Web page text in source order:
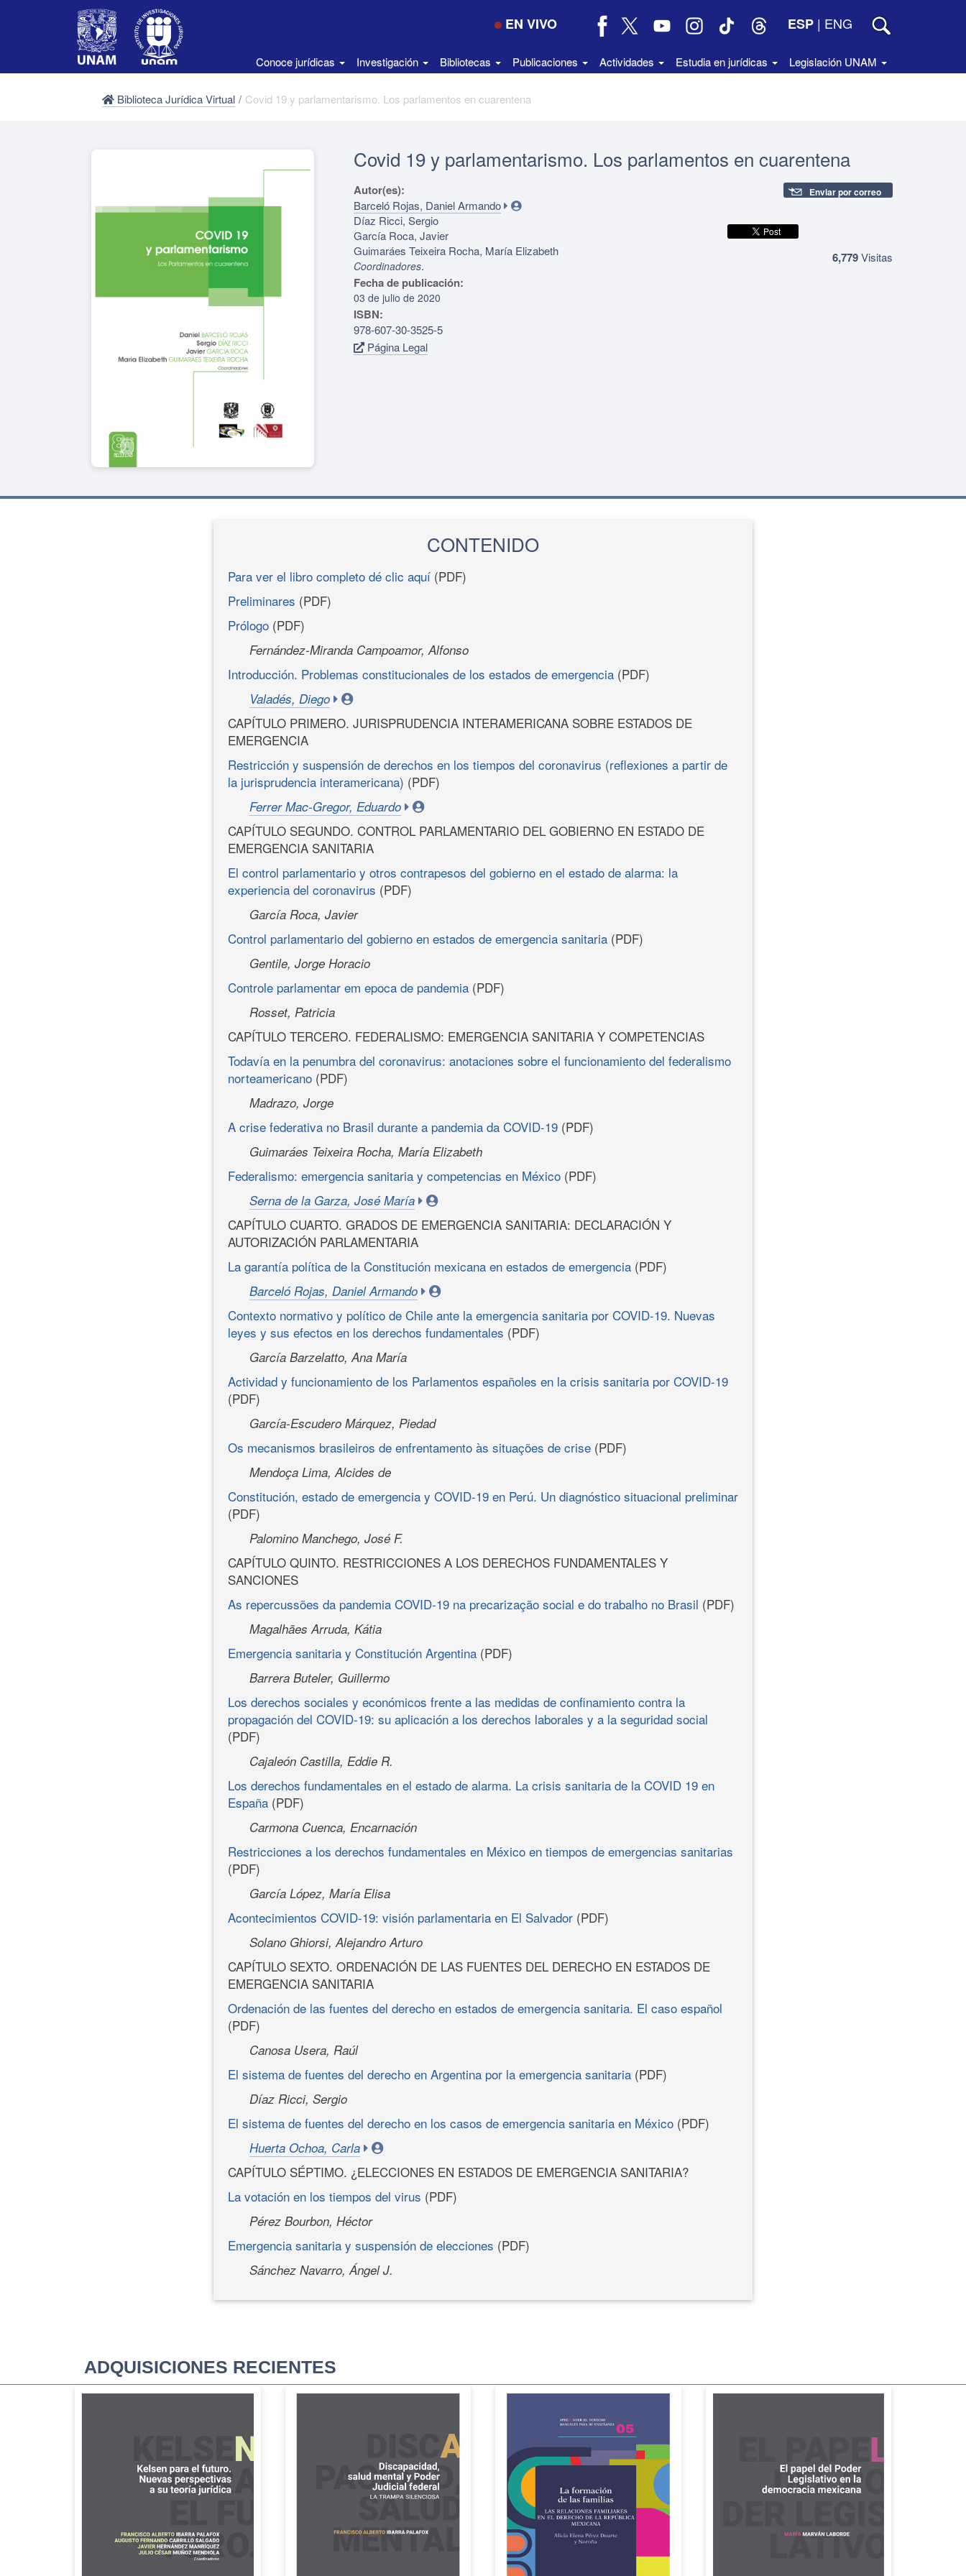
EN VIVO ESP | ENG
Conoce jurídicas Investigación Bibliotecas Publicaciones Actividades Estudia en jurídicas Legislación UNAM
Biblioteca Jurídica Virtual / Covid 19 y parlamentarismo. Los parlamentos en cuarentena
Covid 19 y parlamentarismo. Los parlamentos en cuarentena
Autor(es):
Barceló Rojas, Daniel Armando
Díaz Ricci, Sergio
García Roca, Javier
Guimaráes Teixeira Rocha, María Elizabeth
Coordinadores.
Fecha de publicación:
03 de julio de 2020
ISBN:
978-607-30-3525-5
Página Legal
Enviar por correo
6,779Visitas
CONTENIDO
Para ver el libro completo dé clic aquí (PDF)
Preliminares (PDF)
Prólogo (PDF)
Fernández-Miranda Campoamor, Alfonso
Introducción. Problemas constitucionales de los estados de emergencia (PDF)
Valadés, Diego
CAPÍTULO PRIMERO. JURISPRUDENCIA INTERAMERICANA SOBRE ESTADOS DE
EMERGENCIA
Restricción y suspensión de derechos en los tiempos del coronavirus (reflexiones a partir de
la jurisprudencia interamericana) (PDF)
Ferrer Mac-Gregor, Eduardo
CAPÍTULO SEGUNDO. CONTROL PARLAMENTARIO DEL GOBIERNO EN ESTADO DE
EMERGENCIA SANITARIA
El control parlamentario y otros contrapesos del gobierno en el estado de alarma: la
experiencia del coronavirus (PDF)
García Roca, Javier
Control parlamentario del gobierno en estados de emergencia sanitaria (PDF)
Gentile, Jorge Horacio
Controle parlamentar em epoca de pandemia (PDF)
Rosset, Patricia
CAPÍTULO TERCERO. FEDERALISMO: EMERGENCIA SANITARIA Y COMPETENCIAS
Todavía en la penumbra del coronavirus: anotaciones sobre el funcionamiento del federalismo
norteamericano (PDF)
Madrazo, Jorge
A crise federativa no Brasil durante a pandemia da COVID-19 (PDF)
Guimaráes Teixeira Rocha, María Elizabeth
Federalismo: emergencia sanitaria y competencias en México (PDF)
Serna de la Garza, José María
CAPÍTULO CUARTO. GRADOS DE EMERGENCIA SANITARIA: DECLARACIÓN Y
AUTORIZACIÓN PARLAMENTARIA
La garantía política de la Constitución mexicana en estados de emergencia (PDF)
Barceló Rojas, Daniel Armando
Contexto normativo y político de Chile ante la emergencia sanitaria por COVID-19. Nuevas
leyes y sus efectos en los derechos fundamentales (PDF)
García Barzelatto, Ana María
Actividad y funcionamiento de los Parlamentos españoles en la crisis sanitaria por COVID-19
(PDF)
García-Escudero Márquez, Piedad
Os mecanismos brasileiros de enfrentamento às situações de crise (PDF)
Mendoça Lima, Alcides de
Constitución, estado de emergencia y COVID-19 en Perú. Un diagnóstico situacional preliminar
(PDF)
Palomino Manchego, José F.
CAPÍTULO QUINTO. RESTRICCIONES A LOS DERECHOS FUNDAMENTALES Y
SANCIONES
As repercussões da pandemia COVID-19 na precarização social e do trabalho no Brasil (PDF)
Magalhães Arruda, Kátia
Emergencia sanitaria y Constitución Argentina (PDF)
Barrera Buteler, Guillermo
Los derechos sociales y económicos frente a las medidas de confinamiento contra la
propagación del COVID-19: su aplicación a los derechos laborales y a la seguridad social
(PDF)
Cajaleón Castilla, Eddie R.
Los derechos fundamentales en el estado de alarma. La crisis sanitaria de la COVID 19 en
España (PDF)
Carmona Cuenca, Encarnación
Restricciones a los derechos fundamentales en México en tiempos de emergencias sanitarias
(PDF)
García López, María Elisa
Acontecimientos COVID-19: visión parlamentaria en El Salvador (PDF)
Solano Ghiorsi, Alejandro Arturo
CAPÍTULO SEXTO. ORDENACIÓN DE LAS FUENTES DEL DERECHO EN ESTADOS DE
EMERGENCIA SANITARIA
Ordenación de las fuentes del derecho en estados de emergencia sanitaria. El caso español
(PDF)
Canosa Usera, Raúl
El sistema de fuentes del derecho en Argentina por la emergencia sanitaria (PDF)
Díaz Ricci, Sergio
El sistema de fuentes del derecho en los casos de emergencia sanitaria en México (PDF)
Huerta Ochoa, Carla
CAPÍTULO SÉPTIMO. ¿ELECCIONES EN ESTADOS DE EMERGENCIA SANITARIA?
La votación en los tiempos del virus (PDF)
Pérez Bourbon, Héctor
Emergencia sanitaria y suspensión de elecciones (PDF)
Sánchez Navarro, Ángel J.
ADQUISICIONES RECIENTES